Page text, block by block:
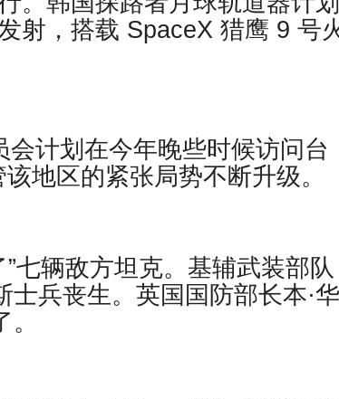
射，搭载 SpaceX 猎鹰 9 号
计划在今年晚些时候访问台
区的紧张局势不断升级。
七辆敌方坦克。基辅武装部队
兵丧生。英国国防部长本·华